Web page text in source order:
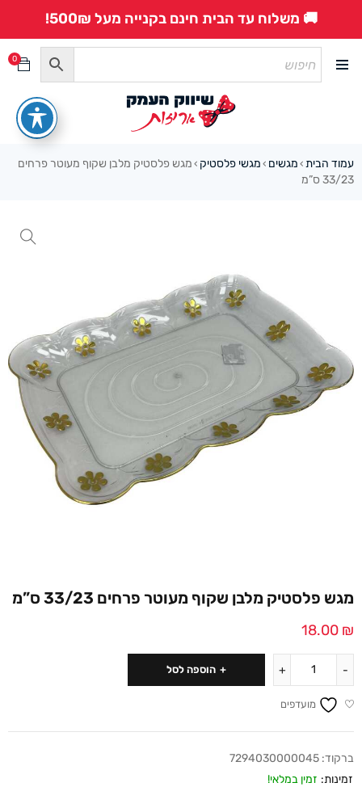
🚚 משלוח עד הבית חינם בקנייה מעל 500₪!
0
עמוד הבית › מגשים › מגשי פלסטיק › מגש פלסטיק מלבן שקוף מעוטר פרחים
33/23 ס”מ
מגש פלסטיק מלבן שקוף מעוטר פרחים 33/23 ס”מ
18.00 ₪
הוספה לסל
מועדפים
ברקוד: 7294030000045
זמינות: זמין במלאי!